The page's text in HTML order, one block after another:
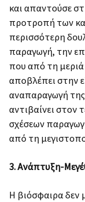
και απαντούσε
προτροπή των
περισσότερη
παραγωγή, την
που από τη
αποβλέπει στην
αναπαραγωγή της
αντιβαίνει στον
σχέσεων
από τη
3. Ανάπτυξη-
Η βιόσφαιρα δεν